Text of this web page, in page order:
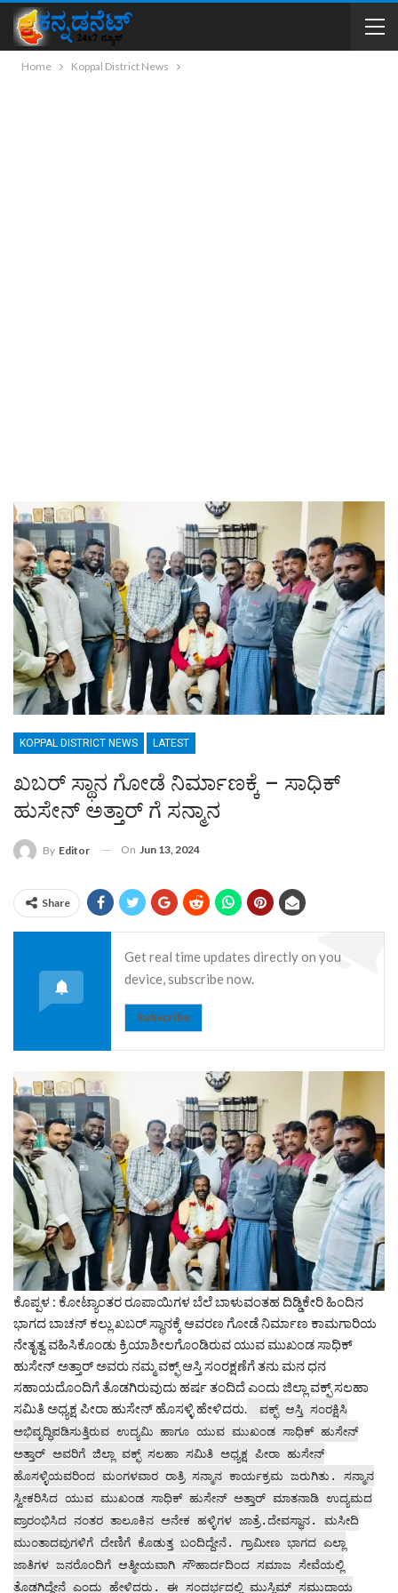
Home Koppal District News
KOPPAL DISTRICT NEWS LATEST
ಖಬರ್ ಸ್ಥಾನ ಗೋಡೆ ನಿರ್ಮಾಣಕ್ಕೆ – ಸಾಧಿಕ್
ಹುಸೇನ್ ಅತ್ತಾರ್ ಗೆ ಸನ್ಮಾನ
By Editor On Jun 13, 2024
Share
Get real time updates directly on you
device, subscribe now.
Subscribe
ಕೊಪ್ಪಳ : ಕೋಟ್ಯಾಂತರ ರೂಪಾಯಿಗಳ ಬೆಲೆ ಬಾಳುವಂತಹ ದಿಡ್ಡಿಕೇರಿ ಹಿಂದಿನ
ಭಾಗದ ಬಾಚನ್ ಕಲ್ಲು ಖಬರ್ ಸ್ಥಾನಕ್ಕೆ ಆವರಣ ಗೋಡೆ ನಿರ್ಮಾಣ ಕಾಮಗಾರಿಯ
ನೇತೃತ್ವ ವಹಿಸಿಕೊಂಡು ಕ್ರಿಯಾಶೀಲಗೊಂಡಿರುವ ಯುವ ಮುಖಂಡ ಸಾಧಿಕ್
ಹುಸೇನ್ ಅತ್ತಾರ್ ಅವರು ನಮ್ಮ ವಕ್ಫ್ ಆಸ್ತಿ ಸಂರಕ್ಷಣೆಗೆ ತನು ಮನ ಧನ
ಸಹಾಯದೊಂದಿಗೆ ತೊಡಗಿರುವುದು ಹರ್ಷ ತಂದಿದೆ ಎಂದು ಜಿಲ್ಲಾ ವಕ್ಫ್ ಸಲಹಾ
ಸಮಿತಿ ಅಧ್ಯಕ್ಷ ಪೀರಾ ಹುಸೇನ್ ಹೊಸಳ್ಳಿ ಹೇಳಿದರು.
ವಕ್ಫ್ ಆಸ್ತಿ ಸಂರಕ್ಷಿಸಿ
ಅಭಿವೃದ್ಧಿಪಡಿಸುತ್ತಿರುವ ಉದ್ಯಮಿ ಹಾಗೂ ಯುವ ಮುಖಂಡ ಸಾಧಿಕ್ ಹುಸೇನ್
ಅತ್ತಾರ್ ಅವರಿಗೆ ಜಿಲ್ಲಾ ವಕ್ಫ್ ಸಲಹಾ ಸಮಿತಿ ಅಧ್ಯಕ್ಷ ಪೀರಾ ಹುಸೇನ್
ಹೊಸಳ್ಳಿಯವರಿಂದ ಮಂಗಳವಾರ ರಾತ್ರಿ ಸನ್ಮಾನ ಕಾರ್ಯಕ್ರಮ ಜರುಗಿತು. ಸನ್ಮಾನ
ಸ್ವೀಕರಿಸಿದ ಯುವ ಮುಖಂಡ ಸಾಧಿಕ್ ಹುಸೇನ್ ಅತ್ತಾರ್ ಮಾತನಾಡಿ ಉದ್ಯಮದ
ಪ್ರಾರಂಭಿಸಿದ ನಂತರ ತಾಲೂಕಿನ ಅನೇಕ ಹಳ್ಳಿಗಳ ಜಾತ್ರೆ.ದೇವಸ್ಥಾನ. ಮಸೀದಿ
ಮುಂತಾದವುಗಳಿಗೆ ದೇಣಿಗೆ ಕೊಡುತ್ತ ಬಂದಿದ್ದೇನೆ. ಗ್ರಾಮೀಣ ಭಾಗದ ಎಲ್ಲಾ
ಜಾತಿಗಳ ಜನರೊಂದಿಗೆ ಆತ್ಮೀಯವಾಗಿ ಸೌಹಾರ್ದದಿಂದ ಸಮಾಜ ಸೇವೆಯಲ್ಲಿ
ತೊಡಗಿದ್ದೇನೆ ಎಂದು ಹೇಳಿದರು. ಈ ಸಂದರ್ಭದಲ್ಲಿ ಮುಸ್ಲಿಮ್ ಸಮುದಾಯ